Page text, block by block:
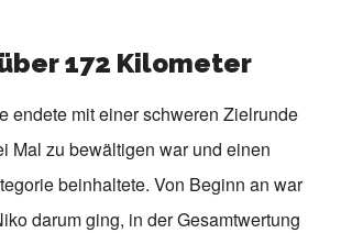
172 Kilometer
endete mit einer schweren Zielrunde
Mal zu bewältigen war und einen
beinhaltete. Von Beginn an war
darum ging, in der Gesamtwertung